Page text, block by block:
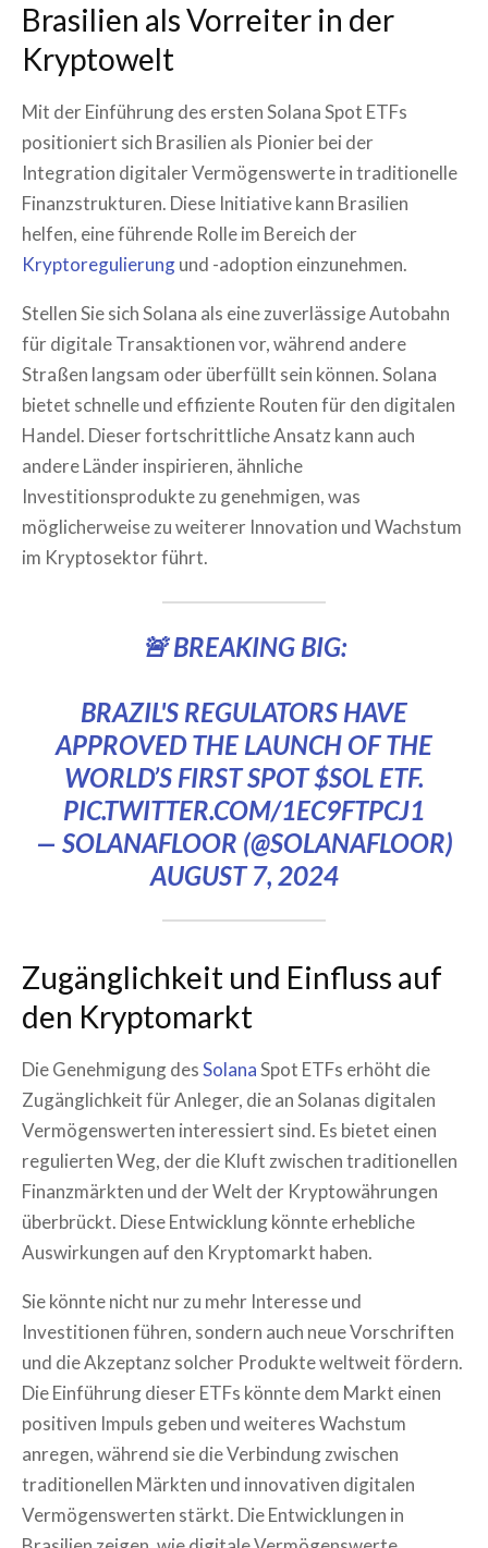
Brasilien als Vorreiter in der
Kryptowelt
Mit der Einführung des ersten Solana Spot ETFs
positioniert sich Brasilien als Pionier bei der
Integration digitaler Vermögenswerte in traditionelle
Finanzstrukturen. Diese Initiative kann Brasilien
helfen, eine führende Rolle im Bereich der
Kryptoregulierungund -adoption einzunehmen.
Stellen Sie sich Solana als eine zuverlässige Autobahn
für digitale Transaktionen vor, während andere
Straßen langsam oder überfüllt sein können. Solana
bietet schnelle und effiziente Routen für den digitalen
Handel. Dieser fortschrittliche Ansatz kann auch
andere Länder inspirieren, ähnliche
Investitionsprodukte zu genehmigen, was
möglicherweise zu weiterer Innovation und Wachstum
im Kryptosektor führt.
🚨 BREAKING BIG:
BRAZIL'S REGULATORS HAVE
APPROVED THE LAUNCH OF THE
WORLD’S FIRST SPOT$SOL ETF.
PIC.TWITTER.COM/1EC9FTPCJ1
— SOLANAFLOOR (@SOLANAFLOOR)
AUGUST 7, 2024
Zugänglichkeit und Einfluss auf
den Kryptomarkt
Die Genehmigung desSolanaSpot ETFs erhöht die
Zugänglichkeit für Anleger, die an Solanas digitalen
Vermögenswerten interessiert sind. Es bietet einen
regulierten Weg, der die Kluft zwischen traditionellen
Finanzmärkten und der Welt der Kryptowährungen
überbrückt. Diese Entwicklung könnte erhebliche
Auswirkungen auf den Kryptomarkt haben.
Sie könnte nicht nur zu mehr Interesse und
Investitionen führen, sondern auch neue Vorschriften
und die Akzeptanz solcher Produkte weltweit fördern.
Die Einführung dieser ETFs könnte dem Markt einen
positiven Impuls geben und weiteres Wachstum
anregen, während sie die Verbindung zwischen
traditionellen Märkten und innovativen digitalen
Vermögenswerten stärkt. Die Entwicklungen in